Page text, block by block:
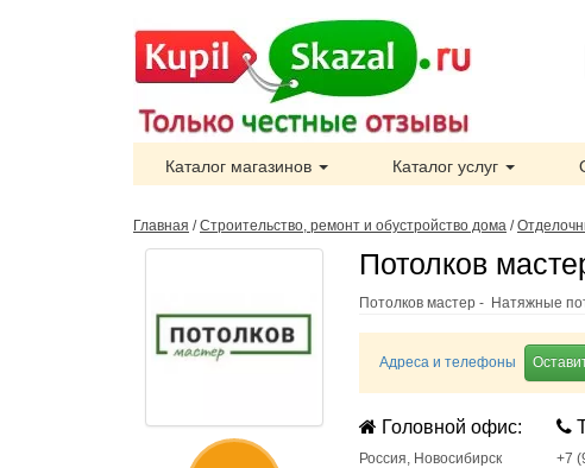
Каталог магазинов Каталог услуг
Главная /Строительство, ремонт и обустройство дома /
Потолков
Потолков мастер - Натяжные
Адреса и телефоны
Головной офис:
Россия, Новосибирск
+7